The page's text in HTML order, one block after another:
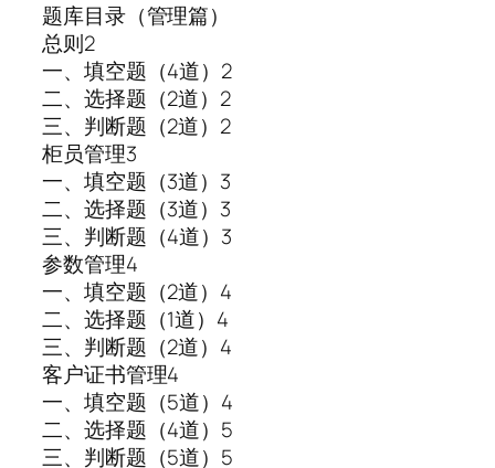
题库目录（管理篇）
总则2
一、填空题（4道）2
二、选择题（2道）2
三、判断题（2道）2
柜员管理3
一、填空题（3道）3
二、选择题（3道）3
三、判断题（4道）3
参数管理4
一、填空题（2道）4
二、选择题（1道）4
三、判断题（2道）4
客户证书管理4
一、填空题（5道）4
二、选择题（4道）5
三、判断题（5道）5